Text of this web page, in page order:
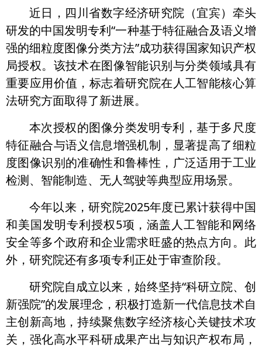
近日，四川省数字经济研究院（宜宾）牵头
研发的中国发明专利“一种基于特征融合及语义增
强的细粒度图像分类方法”成功获得国家知识产权
局授权。该技术在图像智能识别与分类领域具有
重要应用价值，标志着研究院在人工智能核心算
法研究方面取得了新进展。
本次授权的图像分类发明专利，基于多尺度
特征融合与语义信息增强机制，显著提高了细粒
度图像识别的准确性和鲁棒性，广泛适用于工业
检测、智能制造、无人驾驶等典型应用场景。
今年以来，研究院2025年度已累计获得中国
和美国发明专利授权5项，涵盖人工智能和网络
安全等多个政府和企业需求旺盛的热点方向。此
外，研究院还有多项专利正处于审查阶段。
研究院自成立以来，始终坚持“科研立院、创
新强院”的发展理念，积极打造新一代信息技术自
主创新高地，持续聚焦数字经济核心关键技术攻
关，强化高水平科研成果产出与知识产权布局，